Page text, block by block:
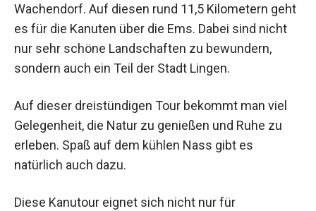
Wachendorf. Auf diesen rund 11,5 Kilometern geht
es für die Kanuten über die Ems. Dabei sind nicht
nur sehr schöne Landschaften zu bewundern,
sondern auch ein Teil der Stadt Lingen.
Auf dieser dreistündigen Tour bekommt man viel
Gelegenheit, die Natur zu genießen und Ruhe zu
erleben. Spaß auf dem kühlen Nass gibt es
natürlich auch dazu.
Diese Kanutour eignet sich nicht nur für